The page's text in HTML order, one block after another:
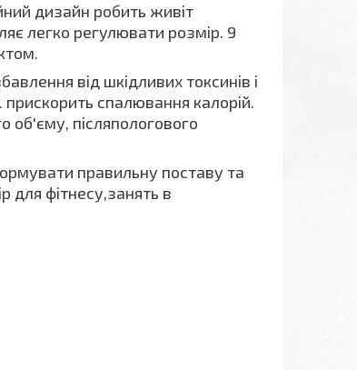
дизайн робить живіт
легко регулювати розмір. 9
від шкідливих токсинів і
прискорить спалювання калорій.
післяпологового
правильну поставу та
для фітнесу,занять в